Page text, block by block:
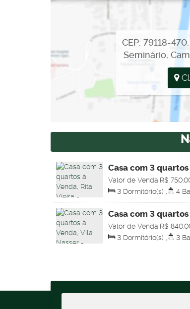
CEP: 79118-470,
Seminário,
Casa com 3
Grande
R$
Valor de Venda
casa, 79052-040, Rita
3 Dormitório(s) 4
225
Casa com 3
Grande
R$
Valor de Venda
575, Vila Nasser, Campo
3 Dormitório(s) 3